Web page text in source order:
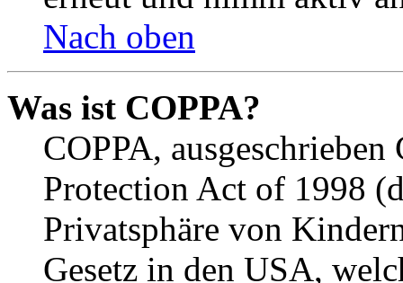
Nach oben
Was ist COPPA?
COPPA,
Protection Act of 1998
Privatsphäre von
Gesetz in den USA,